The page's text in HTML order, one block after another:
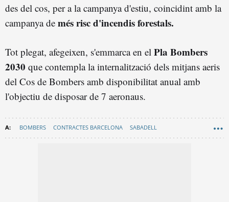
des del cos, per a la campanya d'estiu, coincidint amb la
campanya de més risc d'incendis forestals.
Tot plegat, afegeixen, s'emmarca en el Pla Bombers
2030 que contempla la internalització dels mitjans aeris
del Cos de Bombers amb disponibilitat anual amb
l'objectiu de disposar de 7 aeronaus.
BOMBERS CONTRACTES BARCELONA SABADELL